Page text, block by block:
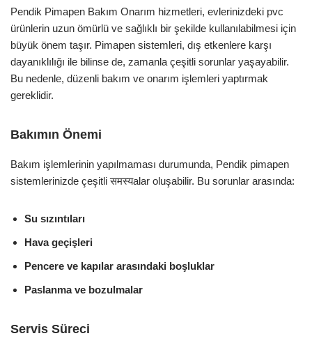
Pendik Pimapen Bakım Onarım hizmetleri, evlerinizdeki pvc
ürünlerin uzun ömürlü ve sağlıklı bir şekilde kullanılabilmesi için
büyük önem taşır. Pimapen sistemleri, dış etkenlere karşı
dayanıklılığı ile bilinse de, zamanla çeşitli sorunlar yaşayabilir.
Bu nedenle, düzenli bakım ve onarım işlemleri yaptırmak
gereklidir.
Bakımın Önemi
Bakım işlemlerinin yapılmaması durumunda, Pendik pimapen
sistemlerinizde çeşitli समस्यalar oluşabilir. Bu sorunlar arasında:
Su sızıntıları
Hava geçişleri
Pencere ve kapılar arasındaki boşluklar
Paslanma ve bozulmalar
Servis Süreci